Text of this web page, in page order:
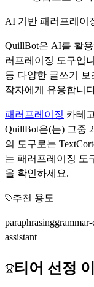
AI 기반 패러프레이
QuillBot은 AI를 활
러프레이징 도구입
등 다양한 글쓰기 보
작자에게 유용합니
패러프레이징 카테
QuillBot은(는) 그중 2
의 도구로는
는 패러프레이징 도
을 확인하세요.
추천 용도
paraphrasing
assistant
티어 선정